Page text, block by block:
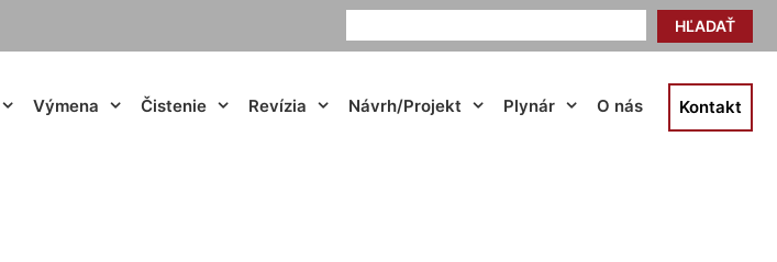
HĽADAŤ
Výmena Čistenie Revízia Návrh/Projekt Plynár O nás Kontakt